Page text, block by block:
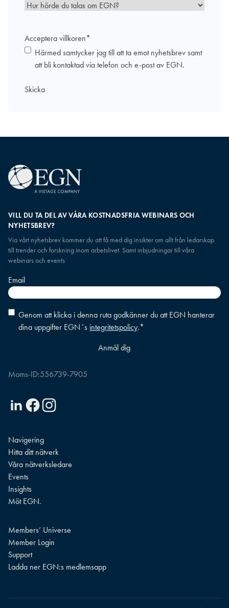
Acceptera villkoren*
Härmed samtycker jag till att ta emot nyhetsbrev samt
att bli kontaktad via telefon och e-post av EGN.
VILL DU TA DEL AV VÅRA KOSTNADSFRIA WEBINARS OCH
NYHETSBREV?
Via vårt nyhetsbrev kommer du att få med dig insikter om allt från ledarskap
till trender och forskning inom arbetslivet. Samt inbjudningar till våra
webinars och events
Email
Consent*
Genom att klicka i denna ruta godkänner du att EGN hanterar
dina uppgifter EGN´s integritetspolicy.*
Moms-ID:556739-7905
LinkedinFacebookInstagram
Navigering
Hitta ditt nätverk
Våra nätverksledare
Events
Insights
Möt EGN.
Members’ Universe
Member Login
Support
Ladda ner EGN:s medlemsapp